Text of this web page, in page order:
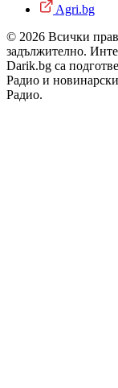
Agri.bg
© 2026 Всички
задължително.
Darik.bg са
Радио и
Радио.